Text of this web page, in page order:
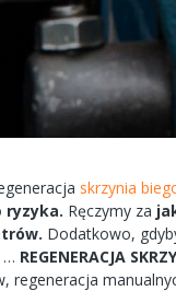
skrzynia
ryzyka. Ręczymy za
Dodatkowo,
… REGENERACJA
regeneracja